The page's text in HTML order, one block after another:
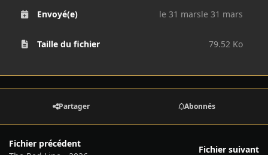
Envoyé(e) le 31 marsle 31 mars
Taille du fichier 79.52 Ko
Partager Abonnés
Fichier précédent
Fichier suivant